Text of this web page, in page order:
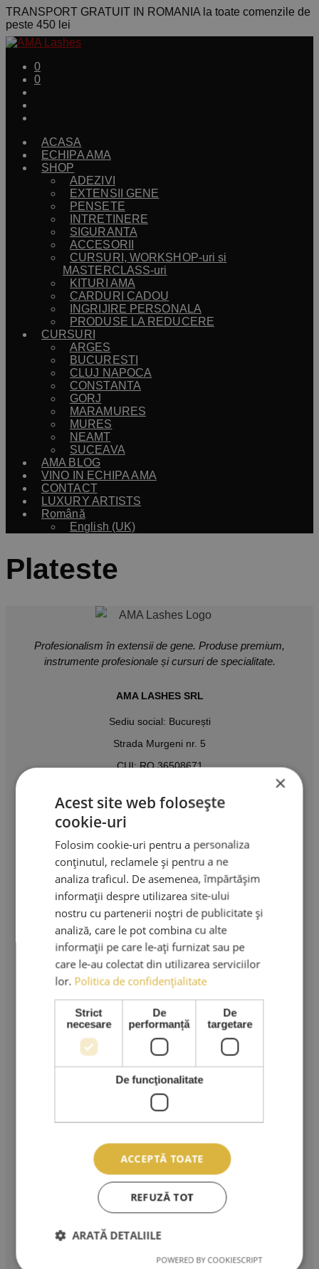
TRANSPORT GRATUIT IN ROMANIA la toate comenzile de
peste 450 lei
0
0
ACASA
ECHIPA AMA
SHOP
ADEZIVI
EXTENSII GENE
PENSETE
INTRETINERE
SIGURANTA
ACCESORII
CURSURI, WORKSHOP-uri si
MASTERCLASS-uri
KITURI AMA
CARDURI CADOU
INGRIJIRE PERSONALA
PRODUSE LA REDUCERE
CURSURI
ARGES
BUCURESTI
CLUJ NAPOCA
CONSTANTA
GORJ
MARAMURES
MURES
NEAMT
SUCEAVA
AMA BLOG
VINO IN ECHIPA AMA
CONTACT
LUXURY ARTISTS
Română
English (UK)
Plateste
Profesionalism în extensii de gene. Produse premium,
instrumente profesionale și cursuri de specialitate.
AMA LASHES SRL
Sediu social: București
Strada Murgeni nr. 5
CUI: RO 36508671
Tel:
Email:
ama.lashes@gmail.com
Produse & Servicii
Cursuri extensii gene
Extensii gene
Adezivi extensii gene
Pensete extensii gene
Carduri Cadou
Reduceri si Promotii
Ingrijire Personala
Stilizare sprancene
Servicii clienti
Despre noi
Comenzi
Blog
Info legal
Termeni si Conditii
Metode de Livrare
Politica de confidențialitate
×
Acest site web folosește
cookie-uri
Folosim cookie-uri pentru a personaliza
conținutul, reclamele și pentru a ne
analiza traficul. De asemenea, împărtășim
informații despre utilizarea site-ului
nostru cu partenerii noștri de publicitate și
analiză, care le pot combina cu alte
informații pe care le-ați furnizat sau pe
care le-au colectat din utilizarea serviciilor
lor. Politica de confidențialitate
Strict
necesare
De
performanță
De
targetare
De funcţionalitate
ACCEPTĂ TOATE
REFUZĂ TOT
ARATĂ DETALIILE
POWERED BY COOKIESCRIPT